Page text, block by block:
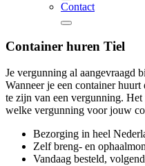
Contact
Container huren Tiel
Je vergunning al aangevraagd
Wanneer je een container
te zijn van een vergunning.
welke vergunning voor jouw
Bezorging in heel
Zelf breng- en
Vandaag besteld,